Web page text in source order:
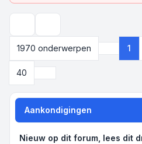
1970 onderwerpen
Pagina
1
40
Aankondigingen
Nieuw op dit forum, lees dit